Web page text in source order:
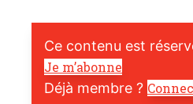
Ce contenu est
Je m’abonne
Déjà membre ?